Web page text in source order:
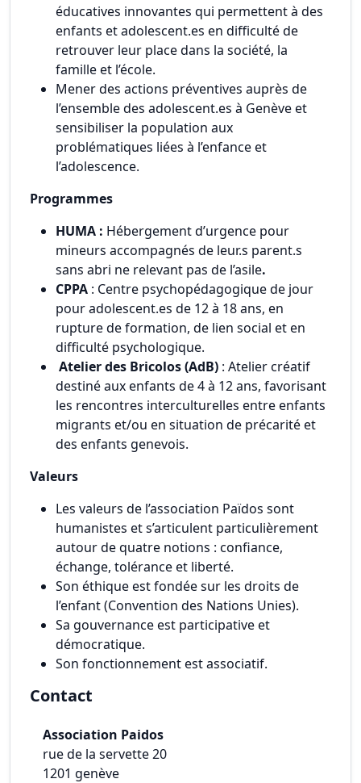
éducatives innovantes qui permettent à des
enfants et adolescent.es en difficulté de
retrouver leur place dans la société, la
famille et l’école.
Mener des actions préventives auprès de
l’ensemble des adolescent.es à Genève et
sensibiliser la population aux
problématiques liées à l’enfance et
l’adolescence.
Programmes
HUMA : Hébergement d’urgence pour
mineurs accompagnés de leur.s parent.s
sans abri ne relevant pas de l’asile.
CPPA : Centre psychopédagogique de jour
pour adolescent.es de 12 à 18 ans, en
rupture de formation, de lien social et en
difficulté psychologique.
Atelier des Bricolos (AdB) : Atelier créatif
destiné aux enfants de 4 à 12 ans, favorisant
les rencontres interculturelles entre enfants
migrants et/ou en situation de précarité et
des enfants genevois.
Valeurs
Les valeurs de l’association Païdos sont
humanistes et s’articulent particulièrement
autour de quatre notions : confiance,
échange, tolérance et liberté.
Son éthique est fondée sur les droits de
l’enfant (Convention des Nations Unies).
Sa gouvernance est participative et
démocratique.
Son fonctionnement est associatif.
Contact
Association Paidos
rue de la servette 20
1201 genève